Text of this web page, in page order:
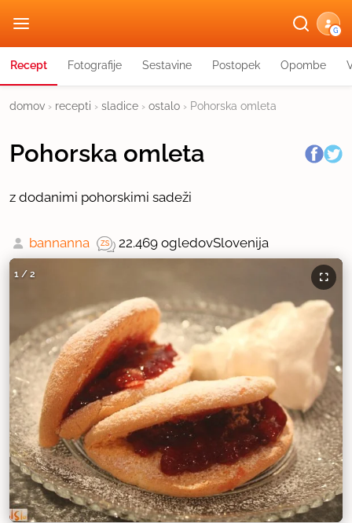
G
Recept Fotografije Sestavine Postopek Opombe
domov › recepti › sladice › ostalo › Pohorska omleta
Pohorska omleta
z dodanimi pohorskimi sadeži
bannanna 22.469 ogledovSlovenija
1 / 2